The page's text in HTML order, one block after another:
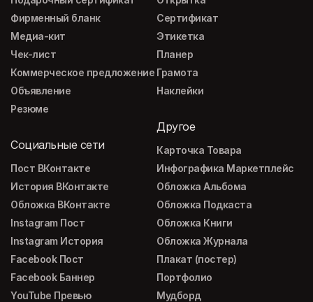
Фирменный бланк
Медиа-кит
Чек-лист
Коммерческое предложение
Объявление
Резюме
Социальные сети
Пост ВКонтакте
История ВКонтакте
Обложка ВКонтакте
Instagram Пост
Instagram История
Facebook Пост
Facebook Баннер
YouTube Превью
Сертификат
Этикетка
Планер
Грамота
Наклейки
Другое
Карточка Товара
Инфографика Маркетплейс
Обложка Альбома
Обложка Подкаста
Обложка Книги
Обложка Журнала
Плакат (постер)
Портфолио
Мудборд